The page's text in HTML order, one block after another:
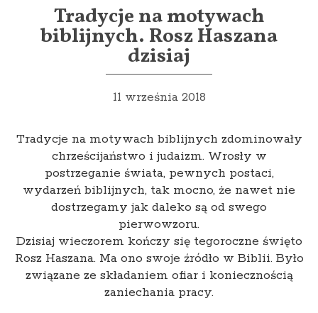
Tradycje na motywach
biblijnych. Rosz Haszana
dzisiaj
11 września 2018
Tradycje na motywach biblijnych zdominowały
chrześcijaństwo i judaizm. Wrosły w
postrzeganie świata, pewnych postaci,
wydarzeń biblijnych, tak mocno, że nawet nie
dostrzegamy jak daleko są od swego
pierwowzoru.
Dzisiaj wieczorem kończy się tegoroczne święto
Rosz Haszana. Ma ono swoje źródło w Biblii. Było
związane ze składaniem ofiar i koniecznością
zaniechania pracy.